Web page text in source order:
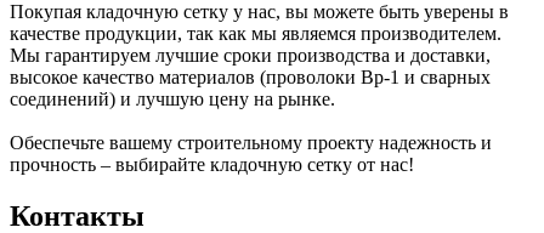
Покупая кладочную сетку у нас, вы можете быть уверены в
качестве продукции, так как мы являемся производителем.
Мы гарантируем лучшие сроки производства и доставки,
высокое качество материалов (проволоки Вр-1 и сварных
соединений) и лучшую цену на рынке.
Обеспечьте вашему строительному проекту надежность и
прочность – выбирайте кладочную сетку от нас!
Контакты